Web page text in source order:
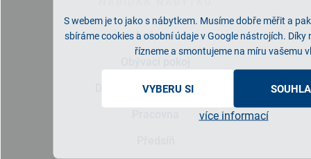
S webem je to jako s nábytkem. Musíme dobře měřit a
sbíráme cookies a osobní údaje v Google nástrojích. Díky
řízneme a smontujeme na míru vašemu
VYBERU SI
více informací
Ložnice
Dětský/studentský pokoj